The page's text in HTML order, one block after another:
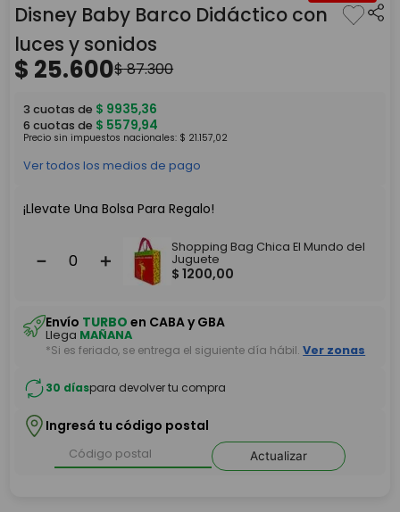
4.
monopatin
5. toy story
Disney Baby Barco Didáctico con
luces y sonidos
$ 25.600$87.300
3 cuotas de $ 9935,36
6 cuotas de $ 5579,94
Precio sin impuestos nacionales: $ 21.157,02
Ver todos los medios de pago
¡Llevate Una Bolsa Para Regalo!
＋
－
Shopping Bag Chica El Mundo del
Juguete
$ 1200,00
Envío TURBO en CABA y GBA
Llega MAÑANA
*Si es feriado, se entrega el siguiente día hábil. Ver zonas
30 díaspara devolver tu compra
Ingresá tu código postal
Actualizar